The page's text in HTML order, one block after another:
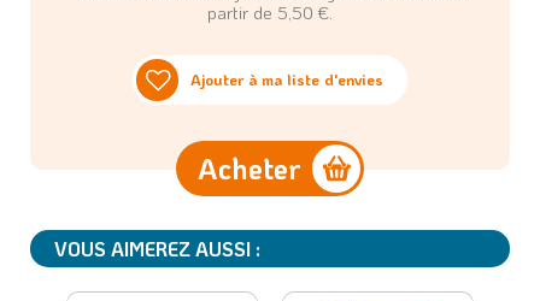
partir de 5,50 €.
Acheter
Ajouter à ma liste d'envies
VOUS AIMEREZ AUSSI :